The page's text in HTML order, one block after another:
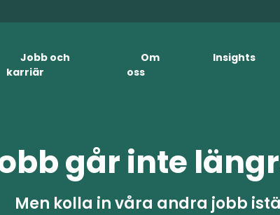
Jobb och
karriär
Om
oss
Insights
går inte
Men kolla in våra andra jobb